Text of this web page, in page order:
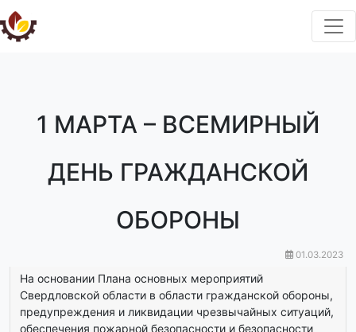
1 МАРТА – ВСЕМИРНЫЙ
ДЕНЬ ГРАЖДАНСКОЙ
ОБОРОНЫ
01.03.2023
На основании Плана основных мероприятий
Свердловской области в области гражданской обороны,
предупреждения и ликвидации чрезвычайных ситуаций,
обеспечения пожарной безопасности и безопасности